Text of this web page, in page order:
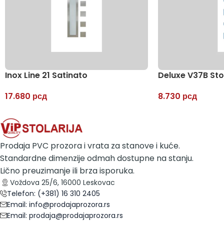
Inox Line 21 Satinato
17.680 рсд
Deluxe V37B
8.730 рсд
Prodaja PVC prozora i vrata za stanove i kuće.
Standardne dimenzije odmah dostupne na stanju.
Lično preuzimanje ili brza isporuka.
Voždova 25/6, 16000 Leskovac
Telefon: (+381) 16 310 2405
Email: info@prodajaprozora.rs
Email: prodaja@prodajaprozora.rs